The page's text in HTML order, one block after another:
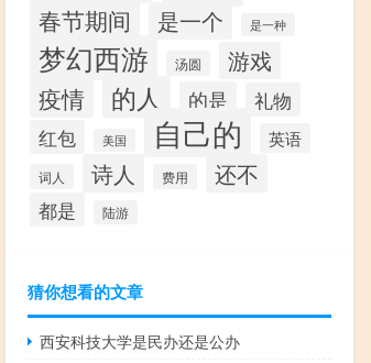
春节期间 是一个 是一种
梦幻西游 汤圆 游戏
疫情 的人 的是
礼物
红包
美国 自己的 英语
词人 诗人 费用 还不
都是 陆游
猜你想看的文章
西安科技大学是民办还是公办